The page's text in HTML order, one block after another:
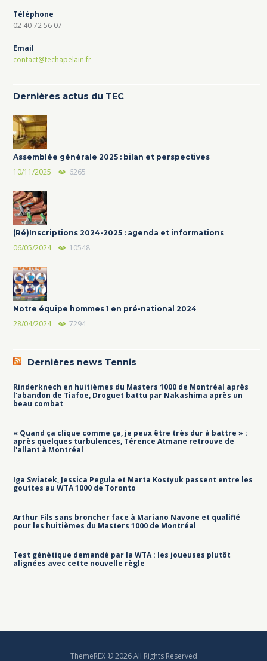
Téléphone
02 40 72 56 07
Email
contact@techapelain.fr
Dernières actus du TEC
Assemblée générale 2025 : bilan et perspectives
10/11/2025 6265
(Ré)Inscriptions 2024-2025 : agenda et informations
06/05/2024 10548
Notre équipe hommes 1 en pré-national 2024
28/04/2024 7294
Dernières news Tennis
Rinderknech en huitièmes du Masters 1000 de Montréal après
l'abandon de Tiafoe, Droguet battu par Nakashima après un
beau combat
« Quand ça clique comme ça, je peux être très dur à battre » :
après quelques turbulences, Térence Atmane retrouve de
l'allant à Montréal
Iga Swiatek, Jessica Pegula et Marta Kostyuk passent entre les
gouttes au WTA 1000 de Toronto
Arthur Fils sans broncher face à Mariano Navone et qualifié
pour les huitièmes du Masters 1000 de Montréal
Test génétique demandé par la WTA : les joueuses plutôt
alignées avec cette nouvelle règle
ThemeREX © 2026 All Rights Reserved